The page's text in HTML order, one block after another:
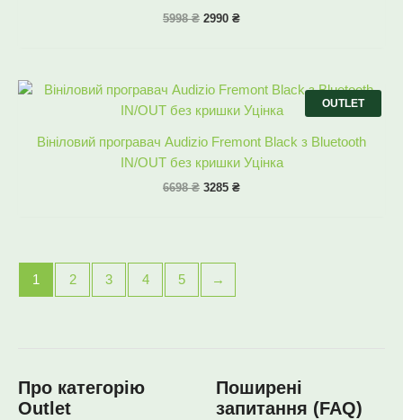
5998₴ 2990 ₴
Вініловий програвач Audizio Fremont Black з Bluetooth
IN/OUT без кришки Уцінка
6698₴
Оригінальна
6698 ₴.
3285 ₴
Поточна
ціна:
3285 ₴.
OUTLET
1 2 3 4 5 →
Про категорію
Outlet
Поширені
запитання (FAQ)